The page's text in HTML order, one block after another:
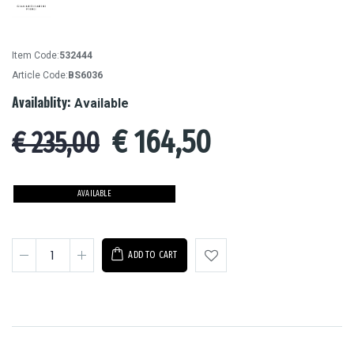
Item Code:532444
Article Code:BS6036
Availablity: Available
€ 235,00 €164,50
AVAILABLE
ADD TO CART